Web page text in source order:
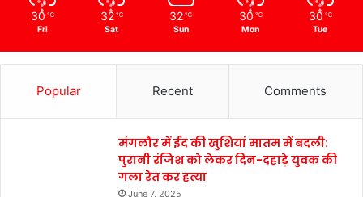
30 ℃
Fri
32 ℃
Sat
32 ℃
Sun
30 ℃
Mon
30 ℃
Tue
Popular Recent Comments
मंगलौर में ईद की खुशियां मातम में बदली:
पुरानी रंजिश को लेकर दिन-दहाड़े युवक की
गला रेत कर हत्या
June 7, 2025